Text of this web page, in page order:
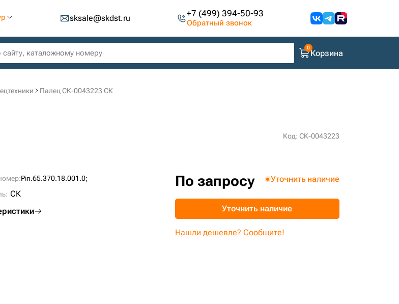
sksale@skdst.ru +7 (499) 394-50-93
Обратный звонок
Корзина
Палец СК-0043223 СК
Код: СК-0043223
Pin.65.370.18.001.0;
СК
По запросу Уточнить наличие
Уточнить наличие
Нашли дешевле? Сообщите!